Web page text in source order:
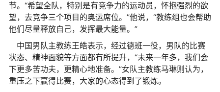
节。“希望全队，特别是有竞争力的运动员，怀抱强烈的欲
望，去竞争三个项目的奥运席位。”他说，“教练组也会帮助
他们尽量释放自己，发挥最大能量。”
中国男队主教练王皓表示，经过德班一役，男队的比赛
状态、精神面貌等方面都有所提升，“未来一年多，我们会
下更多苦功夫，更精心地准备。”女队主教练马琳则认为，
重压之下赢得比赛，大家的心态得到了锻炼。